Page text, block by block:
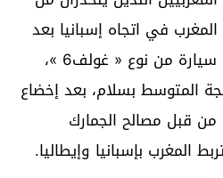
في اتجاه إسبانيا بعد
نهاية إجازتهما على متن سيارة من نوع « غولف6 »،
المتوسط بسلام، بعد إخضاع
قبل مصالح الجمارك
المغرب بإسبانيا وإيطاليا.